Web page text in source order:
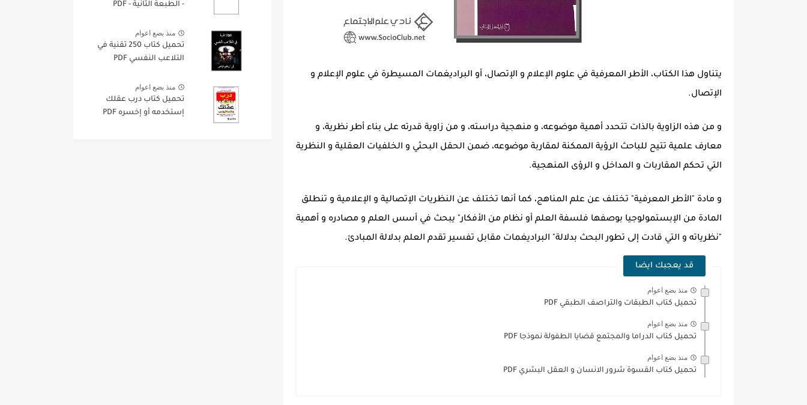
يتناول هذا الكتاب، الأطر المعرفية في علوم الإعلام و الإتصال، أو البراديغمات المسيطرة في علوم الإعلام و
الإتصال.
و من هذه الزاوية بالذات تتحدد أهمية موضوعه، و منهجية دراسته، و من زاوية قدرته على بناء أطر نظرية، و
معارف علمية تتيح للباحث الرؤية الممكنة لمقاربة موضوعه، ضمن الحقل البحثي و الخلفيات العقلية و النظرية
التي تحكم المقاربات و المداخل و الرؤى المنهجية.
و مادة "الأطر المعرفية" تختلف عن علم المناهج، كما أنها تختلف عن النظريات الإتصالية و الإعلامية و تنطلق
المادة من الإبستمولوجيا بوصفها فلسفة العلم أو نظام من الأفكار" يبحث في أسس العلم و مصادره و أهمية
"نظرياته و التي قادت إلى تطور البحث بدلالة" البراديغمات مقابل تفسير تقدم العلم بدلالة المبادئ.
قد يعجبك ايضا
منذ بضع اعوام
تحميل كتاب الطبقات والتراصف الطبقي PDF
منذ بضع اعوام
تحميل كتاب الدراما والمجتمع قضايا الطفولة نموذجا PDF
منذ بضع اعوام
تحميل كتاب القسوة شرور الانسان و العقل البشري PDF
- الطبعة الثانية - PDF
منذ بضع اعوام
تحميل كتاب 250 تقنية في
التلاعب النفسي PDF
منذ بضع اعوام
تحميل كتاب درب عقلك
إستخدمه أو إخسره PDF